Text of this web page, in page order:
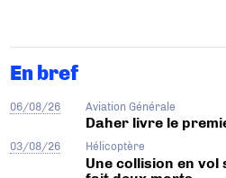
En bref
06/08/26 Aviation Générale
Daher livre le
03/08/26 Hélicoptère
Une collision en vol